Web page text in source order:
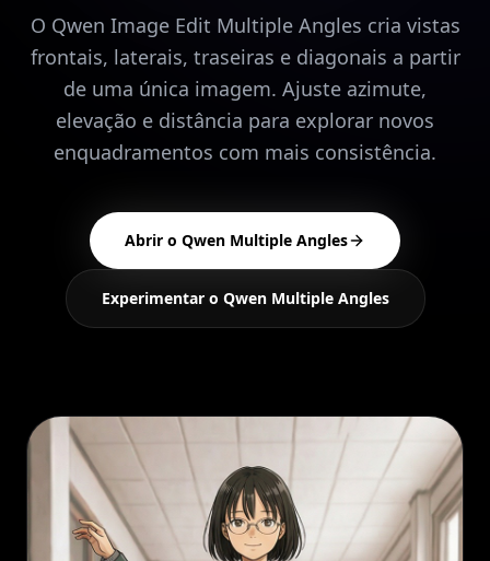
O Qwen Image Edit Multiple Angles cria vistas
frontais, laterais, traseiras e diagonais a partir
de uma única imagem. Ajuste azimute,
elevação e distância para explorar novos
enquadramentos com mais consistência.
Abrir o Qwen Multiple Angles
Experimentar o Qwen Multiple Angles